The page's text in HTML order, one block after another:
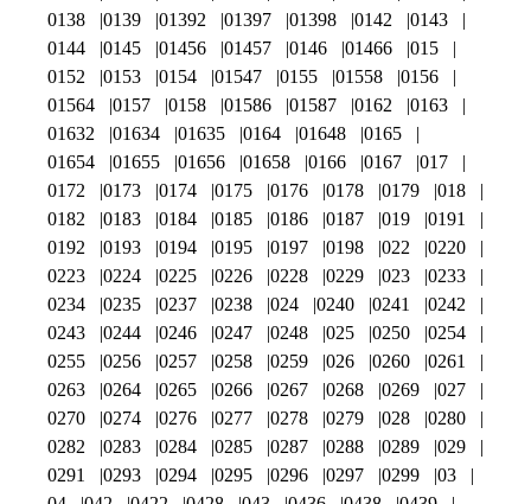
0138
0139 01392 01397 01398 0142
0143
0144
0145 01456 01457 0146 01466
015
0152
0153 0154 01547 0155 01558
0156
01564
0157 0158 01586 01587 0162
0163
01632
01634 01635 0164 01648
0165
01654
01655 01656 01658 0166 0167
017
0172
0173 0174 0175 0176 0178 0179
018
0182
0183 0184 0185 0186 0187 019
0191
0192
0193 0194 0195 0197 0198 022
0220
0223
0224 0225 0226 0228 0229 023
0233
0234
0235 0237 0238 024 0240 0241
0242
0243
0244 0246 0247 0248 025 0250
0254
0255
0256 0257 0258 0259 026 0260
0261
0263
0264 0265 0266 0267 0268 0269
027
0270
0274 0276 0277 0278 0279 028
0280
0282
0283 0284 0285 0287 0288 0289
029
0291
0293 0294 0295 0296 0297 0299
03